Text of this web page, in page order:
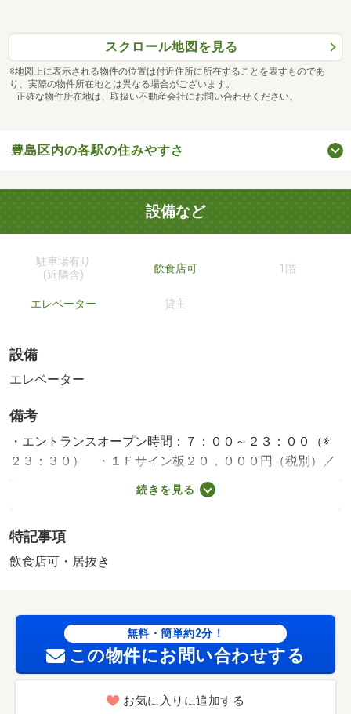
スクロール地図を見る
※地図上に表示される物件の位置は付近住所に所在することを表すものであ
り、実際の物件所在地とは異なる場合がございます。
正確な物件所在地は、取扱い不動産会社にお問い合わせください。
豊島区内の各駅の住みやすさ
設備など
駐車場有り
(近隣含)
飲食店可 1階
エレベーター 貸主
設備
エレベーター
備考
・エントランスオープン時間：７：００～２３：００（※
２３：３０） ・１Ｆサイン板２０，０００円（税別）／
月・窓面にも広告可・賃貸保証等：加入要（※契約プラン
に基づく）・保険等：要２年・維持費等：看板掲載料（税
地■ワンフロア一室■軽飲食可○ＪＲ【池袋駅】徒歩１分、
ロータリー内の好立地○窓面広告掲載可○前テナント：指圧
続きを見る
特記事項
飲食店可・居抜き
無料・簡単約2分！
この物件にお問い合わせする
お気に入りに追加する